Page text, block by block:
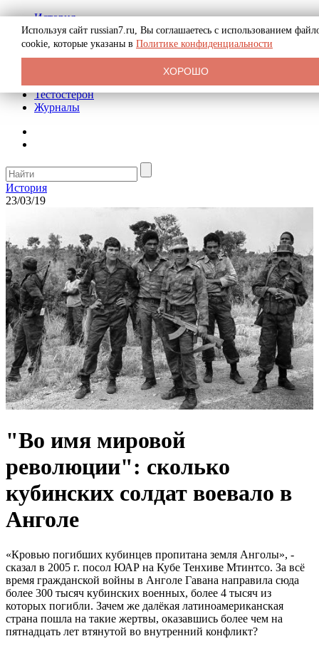
История
Биография
Криминал
Реклама на сайте
Тестостерон
Журналы
История
23/03/19
"Во имя мировой
революции": сколько
кубинских солдат воевало в
Анголе
«Кровью погибших кубинцев пропитана земля Анголы», -
сказал в 2005 г. посол ЮАР на Кубе Тенхиве Мтинтсо. За всё
время гражданской войны в Анголе Гавана направила сюда
более 300 тысяч кубинских военных, более 4 тысяч из
которых погибли. Зачем же далёкая латиноамериканская
страна пошла на такие жертвы, оказавшись более чем на
пятнадцать лет втянутой во внутренний конфликт?
Используя сайт russian7.ru, Вы соглашаетесь с использованием
cookie, которые указаны в Политике конфиденциальности
ХОРОШО